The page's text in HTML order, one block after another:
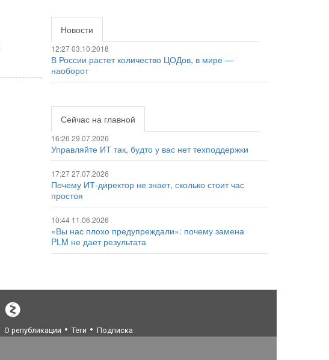
Новости
12:27 03.10.2018
В России растет количество ЦОДов, в мире —
наоборот
Сейчас на главной
16:26 29.07.2026
Управляйте ИТ так, будто у вас нет техподдержки
17:27 27.07.2026
Почему ИТ-директор не знает, сколько стоит час
простоя
10:44 11.06.2026
«Вы нас плохо предупреждали»: почему замена
PLM не дает результата
О републикации Теги Подписка